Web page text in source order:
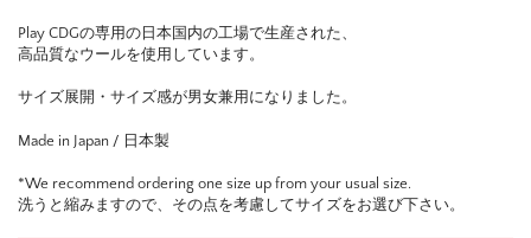
Play CDGの専用の日本国内の工場で生産された、
高品質なウールを使用しています。
サイズ展開・サイズ感が男女兼用になりました。
Made in Japan / 日本製
*We recommend ordering one size up from your usual size.
洗うと縮みますので、その点を考慮してサイズをお選び下さい。